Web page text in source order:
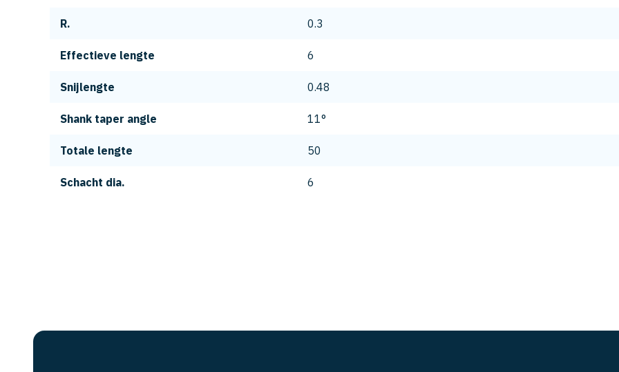
R. 0.3
Effectieve lengte 6
Snijlengte 0.48
Shank taper angle 11°
Totale lengte 50
Schacht dia. 6